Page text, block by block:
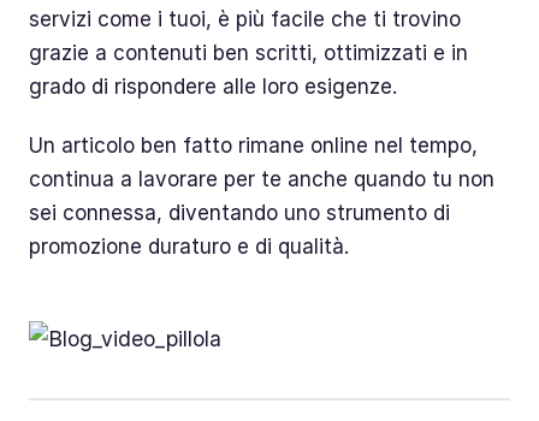
servizi come i tuoi, è più facile che ti trovino
grazie a contenuti ben scritti, ottimizzati e in
grado di rispondere alle loro esigenze.
Un articolo ben fatto rimane online nel tempo,
continua a lavorare per te anche quando tu non
sei connessa, diventando uno strumento di
promozione duraturo e di qualità.